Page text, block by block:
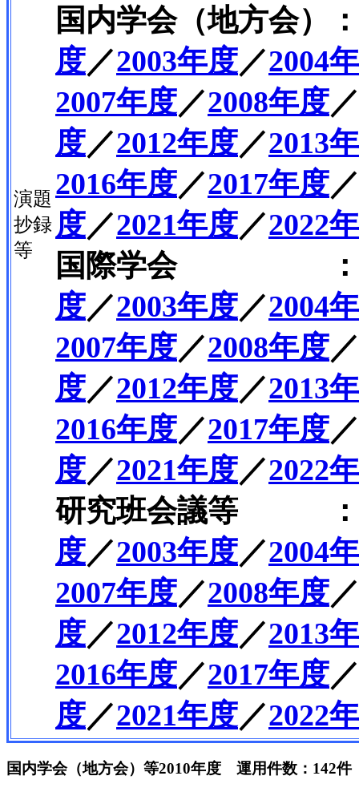
演題
抄録
等
国内学会（地方会）：
度／2003年度／2004
2007年度／2008年度／
度／2012年度／2013
2016年度／2017年度／
度／2021年度／2022
国際学会 ：
度／2003年度／2004
2007年度／2008年度／
度／2012年度／2013
2016年度／2017年度／
度／2021年度／2022
研究班会議等 ：
度／2003年度／2004
2007年度／2008年度／
度／2012年度／2013
2016年度／2017年度／
度／2021年度／2022
国内学会（地方会）等2010年度 運用件数：142件